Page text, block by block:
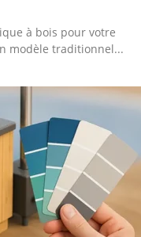
à bois pour votre
modèle traditionnel...